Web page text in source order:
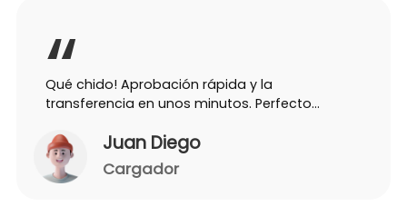
Qué chido! Aprobación rápida y la
transferencia en unos minutos. Perfecto…
Juan Diego
Cargador